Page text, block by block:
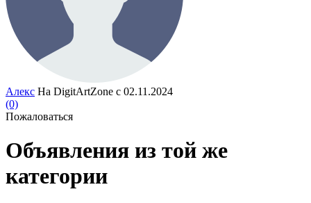
Алекс На DigitArtZone с 02.11.2024
(0)
Пожаловаться
Объявления из той же
категории